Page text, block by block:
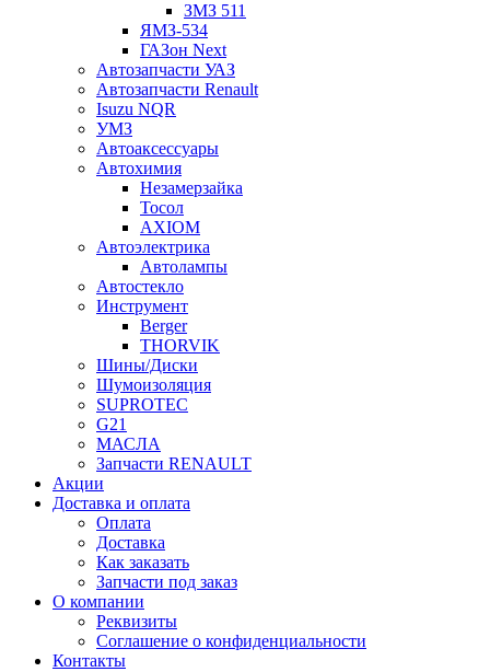
ЗМЗ 511
ЯМЗ-534
ГАЗон Next
Автозапчасти УАЗ
Автозапчасти Renault
Isuzu NQR
УМЗ
Автоаксессуары
Автохимия
Незамерзайка
Тосол
AXIOM
Автоэлектрика
Автолампы
Автостекло
Инструмент
Berger
THORVIK
Шины/Диски
Шумоизоляция
SUPROTEC
G21
МАСЛА
Запчасти RENAULT
Акции
Доставка и оплата
Оплата
Доставка
Как заказать
Запчасти под заказ
О компании
Реквизиты
Соглашение о конфиденциальности
Контакты